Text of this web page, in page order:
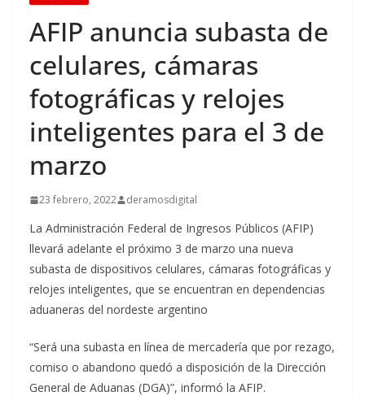
AFIP anuncia subasta de
celulares, cámaras
fotográficas y relojes
inteligentes para el 3 de
marzo
23 febrero, 2022 deramosdigital
La Administración Federal de Ingresos Públicos (AFIP)
llevará adelante el próximo 3 de marzo una nueva
subasta de dispositivos celulares, cámaras fotográficas y
relojes inteligentes, que se encuentran en dependencias
aduaneras del nordeste argentino
“Será una subasta en línea de mercadería que por rezago,
comiso o abandono quedó a disposición de la Dirección
General de Aduanas (DGA)”, informó la AFIP.